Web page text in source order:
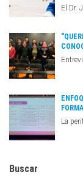
El Dr.
La
Buscar